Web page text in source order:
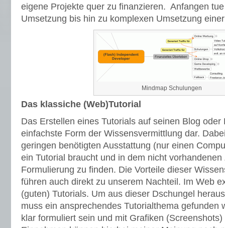
eigene Projekte quer zu finanzieren. Anfangen
Umsetzung bis hin zu komplexen Umsetzung
Mindmap Schulungen
Das klassiche (Web)Tutorial
Das Erstellen eines Tutorials auf seinen Blog oder
einfachste Form der Wissensvermittlung dar.
geringen benötigten Ausstattung (nur einen
ein Tutorial braucht und in dem nicht
Formulierung zu finden. Die Vorteile dieser
führen auch direkt zu unserem Nachteil. Im Web
(guten) Tutorials. Um aus dieser Dschungel
muss ein ansprechendes Tutorialthema gefunden
klar formuliert sein und mit Grafiken